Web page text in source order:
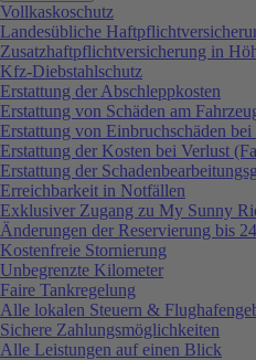
Vollkaskoschutz
Landesübliche
Zusatzhaftpflichtversicherung in
Kfz-Diebstahlschutz
Erstattung der Abschleppkosten
Erstattung von Schäden am
Erstattung von Einbruchschäden
Erstattung der Kosten bei Verlust
Erstattung der
Erreichbarkeit in Notfällen
Exklusiver Zugang zu My Sunny
Änderungen der Reservierung bis
Kostenfreie Stornierung
Unbegrenzte Kilometer
Faire Tankregelung
Alle lokalen Steuern &
Sichere Zahlungsmöglichkeiten
Alle Leistungen auf einen Blick